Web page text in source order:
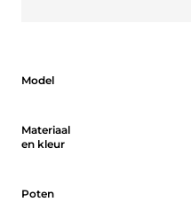
Model
Materiaal
en kleur
Poten